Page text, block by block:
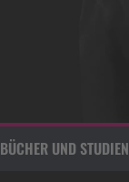
BÜCHER UND STUDIEN